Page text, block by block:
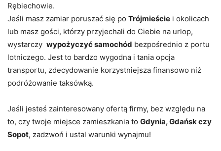
Rębiechowie.
Jeśli masz zamiar poruszać się po Trójmieście i okolicach
lub masz gości, którzy przyjechali do Ciebie na urlop,
wystarczy wypożyczyć samochód bezpośrednio z portu
lotniczego. Jest to bardzo wygodna i tania opcja
transportu, zdecydowanie korzystniejsza finansowo niż
podróżowanie taksówką.
Jeśli jesteś zainteresowany ofertą firmy, bez względu na
to, czy twoje miejsce zamieszkania to Gdynia, Gdańsk czy
Sopot, zadzwoń i ustal warunki wynajmu!